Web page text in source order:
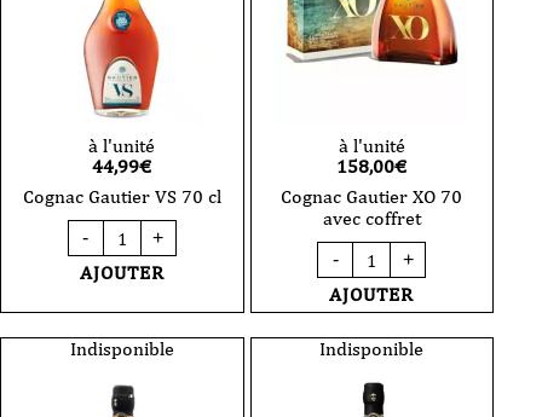
à l'unité
44,99€
Cognac Gautier VS 70 cl
-
quantité
de
Cognac
Gautier
cl
+
AJOUTER
à l'unité
158,00€
Cognac Gautier XO 70
avec coffret
-
quantité
de
Cognac
Gautier
70
avec
coffret
+
AJOUTER
Indisponible Indisponible